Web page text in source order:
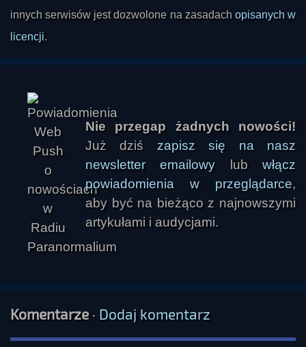
innych serwisów jest dozwolone na zasadach opisanych w
licencji.
Nie przegap żadnych nowości!
Już dziś zapisz się na nasz
newsletter emailowy lubwłącz
powiadomienia w przeglądarce,
aby być na bieżąco z najnowszymi
artykułami i audycjami.
Komentarze· Dodaj komentarz